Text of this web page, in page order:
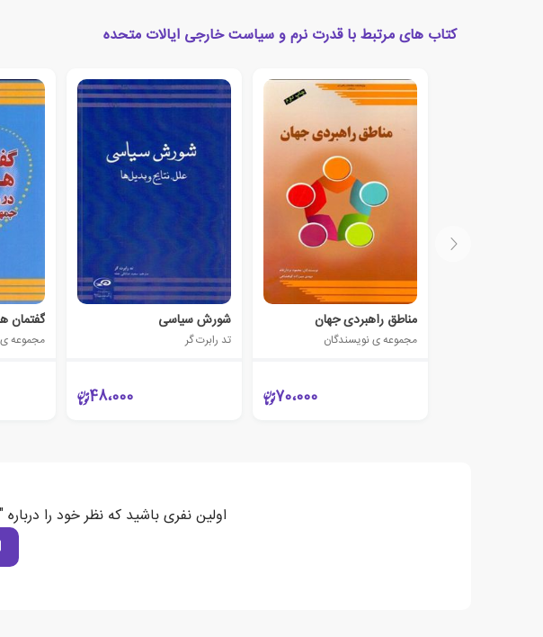
کتاب های مرتبط با قدرت نرم و سیاست خارجی ایالات متحده
مناطق راهبردی جهان
مجموعه ی نویسندگان
70،000
شورش سیاسی
تد رابرت گر
48،000
مجموعه ی
اولین نفری باشید که نظر خود را